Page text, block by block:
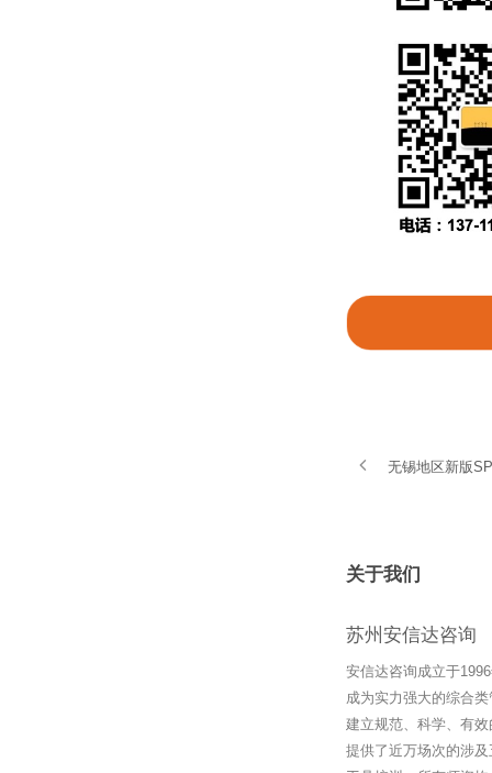
无锡地区新版
关于我们
苏州安信达咨询
安信达咨询成立于
成为实力强大的综合
建立规范、科学、有
提供了近万场次的涉